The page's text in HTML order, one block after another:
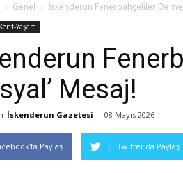
Genel İskenderun Fenerbahçeliler
Kent-Yaşam
Mesaj!
İskenderun Gazetesi - 08 Mayıs 2026
Paylaş Twitter'da Paylaş